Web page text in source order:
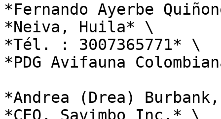
*Fernando Ayerbe
*Neiva, Huila* \
*Tél. : 3007365771* \
*PDG Avifauna
*Andrea (Drea)
*CEO, Savimbo Inc.* \